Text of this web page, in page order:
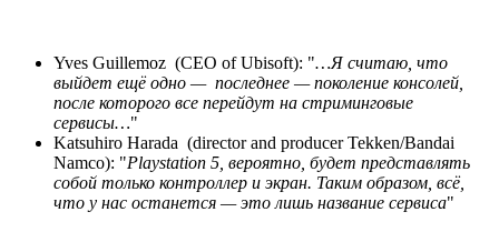
Yves Guillemoz (CEO of Ubisoft): "…Я считаю, что
выйдет ещё одно — последнее — поколение консолей,
после которого все перейдут на стриминговые
сервисы…"
Katsuhiro Harada (director and producer Tekken/Bandai
Namco): "Playstation 5, вероятно, будет представлять
собой только контроллер и экран. Таким образом, всё,
что у нас останется — это лишь название сервиса"